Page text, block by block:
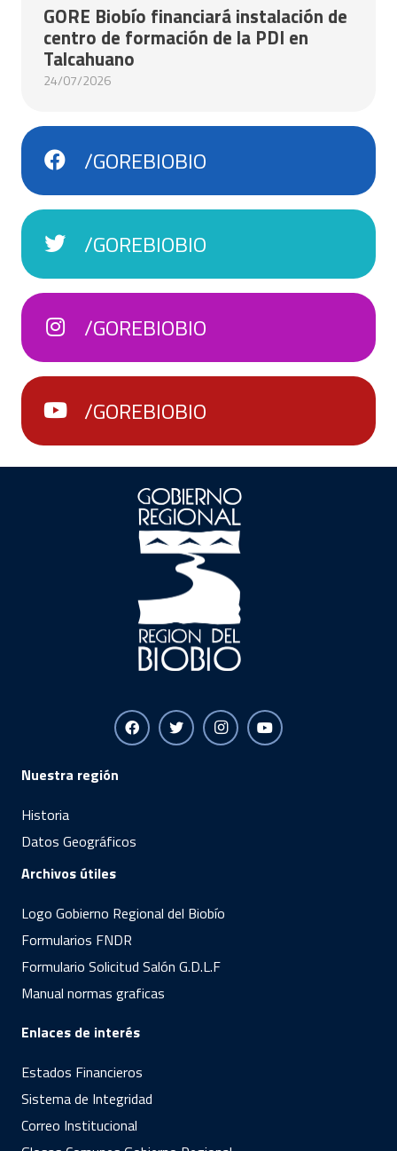
GORE Biobío financiará instalación de
centro de formación de la PDI en
Talcahuano
24/07/2026
/GOREBIOBIO
/GOREBIOBIO
/GOREBIOBIO
/GOREBIOBIO
Nuestra región
Historia
Datos Geográficos
Archivos útiles
Logo Gobierno Regional del Biobío
Formularios FNDR
Formulario Solicitud Salón G.D.L.F
Manual normas graficas
Enlaces de interés
Estados Financieros
Sistema de Integridad
Correo Institucional